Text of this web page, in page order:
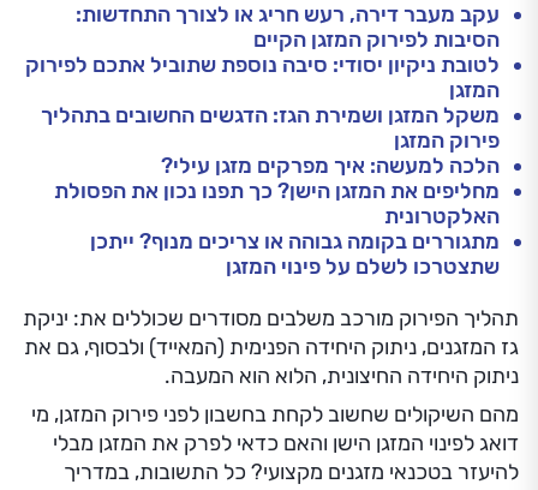
עקב מעבר דירה, רעש חריג או לצורך התחדשות:
הסיבות לפירוק המזגן הקיים
לטובת ניקיון יסודי: סיבה נוספת שתוביל אתכם לפירוק
המזגן
משקל המזגן ושמירת הגז: הדגשים החשובים בתהליך
פירוק המזגן
הלכה למעשה: איך מפרקים מזגן עילי?
מחליפים את המזגן הישן? כך תפנו נכון את הפסולת
האלקטרונית
מתגוררים בקומה גבוהה או צריכים מנוף? ייתכן
שתצטרכו לשלם על פינוי המזגן
תהליך הפירוק מורכב משלבים מסודרים שכוללים את: יניקת
גז המזגנים, ניתוק היחידה הפנימית (המאייד) ולבסוף, גם את
ניתוק היחידה החיצונית, הלוא הוא המעבה.
מהם השיקולים שחשוב לקחת בחשבון לפני פירוק המזגן, מי
דואג לפינוי המזגן הישן והאם כדאי לפרק את המזגן מבלי
להיעזר בטכנאי מזגנים מקצועי? כל התשובות, במדריך